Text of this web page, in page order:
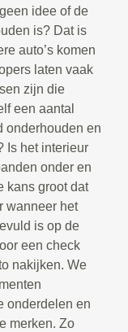
idee of de
is? Dat is
auto’s komen
laten vaak
zijn die
een aantal
onderhouden en
Is het interieur
onder en
kans groot dat
wanneer het
is op de
een check
nakijken. We
onderdelen en
merken. Zo